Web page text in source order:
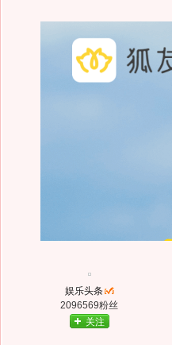
娱乐头条
2096569粉丝
关注